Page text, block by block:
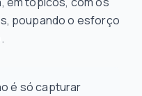
poupando o esforço
é só capturar